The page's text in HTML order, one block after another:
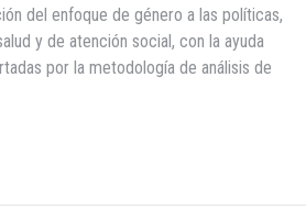
del enfoque de género a las políticas,
y de atención social, con la ayuda
por la metodología de análisis de